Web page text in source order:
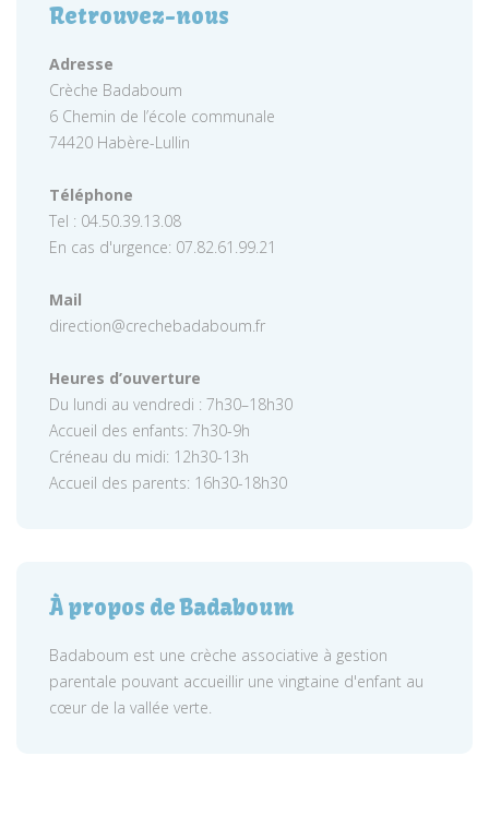
Retrouvez-nous
Adresse
Crèche Badaboum
6 Chemin de l’école communale
74420 Habère-Lullin
Téléphone
Tel : 04.50.39.13.08
En cas d'urgence: 07.82.61.99.21
Mail
direction@crechebadaboum.fr
Heures d’ouverture
Du lundi au vendredi : 7h30–18h30
Accueil des enfants: 7h30-9h
Créneau du midi: 12h30-13h
Accueil des parents: 16h30-18h30
À propos de Badaboum
Badaboum est une crèche associative à gestion
parentale pouvant accueillir une vingtaine d'enfant au
cœur de la vallée verte.